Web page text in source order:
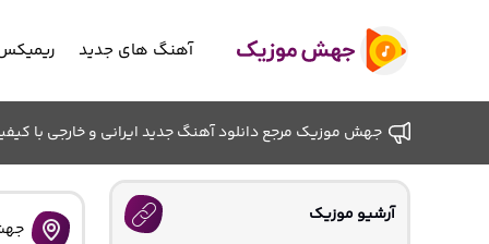
آهنگ های جدید
جهش موزیک مرجع دانلود آهنگ جدید ایرانی و خارجی با
آرشیو موزیک